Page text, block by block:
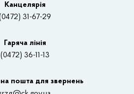
Контакти
підрозділи ОДА
Канцелярiя
31-67-29
Гаряча лінія
(0472) 36-11-13
пошта для звернень